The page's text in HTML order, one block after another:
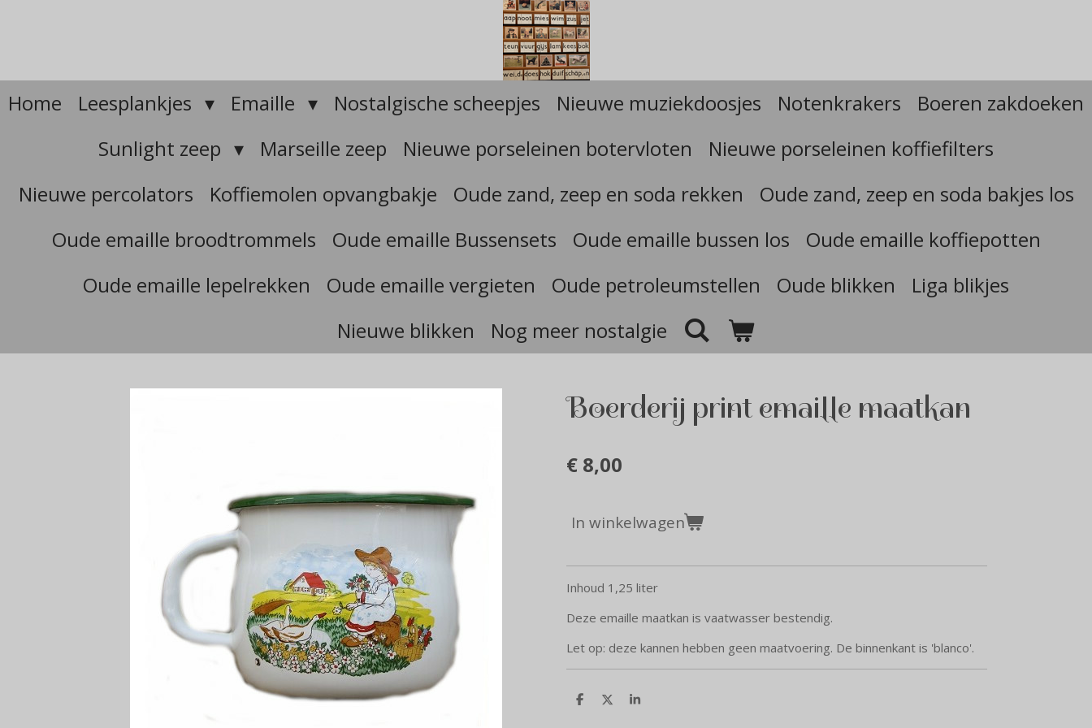
Home Leesplankjes Emaille Nostalgische scheepjes Nieuwe muziekdoosjes Notenkrakers
Boeren zakdoeken
Sunlight zeep
Marseille zeep Nieuwe porseleinen botervloten
Nieuwe porseleinen koffiefilters
Nieuwe percolators
Koffiemolen opvangbakje Oude zand, zeep en soda rekken
Oude zand, zeep en soda bakjes los
Oude emaille broodtrommels
Oude emaille Bussensets Oude emaille bussen los
Oude emaille koffiepotten
Oude emaille lepelrekken
Oude emaille vergieten Oude petroleumstellen Oude blikken
Liga blikjes
Nieuwe blikken
Nog meer nostalgie
Boerderij print emaille maatkan
€ 8,00
In winkelwagen
Inhoud 1,25 liter
Deze emaille maatkan is vaatwasser bestendig.
Let op: deze kannen hebben geen maatvoering. De binnenkant is 'blanco'.
D
D
S